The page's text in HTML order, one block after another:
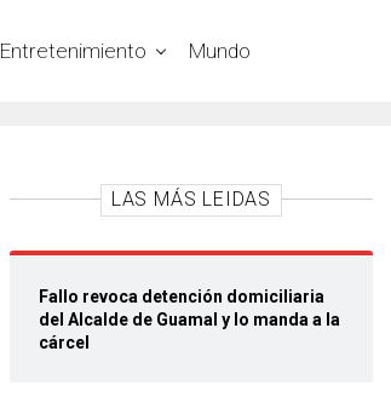
Entretenimiento Mundo
LAS MÁS LEIDAS
Fallo revoca detención domiciliaria
del Alcalde de Guamal y lo manda a la
cárcel